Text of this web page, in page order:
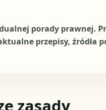
porady prawnej.
przepisy, źródła
zasady